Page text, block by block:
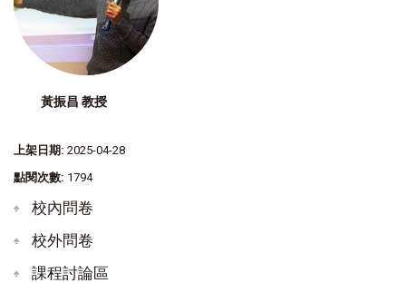
黃振昌 教授
上架日期: 2025-04-28
點閱次數: 1794
校內問卷
校外問卷
課程討論區